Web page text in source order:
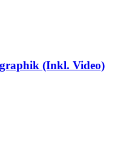
(Inkl. Video)